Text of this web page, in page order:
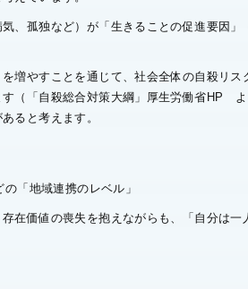
孤独など）が「生きることの促進要因
やすことを通じて、社会全体の自殺リ
（「自殺総合対策大綱」厚生労働省HP
ると考えます。
「地域連携のレベル」
価値の喪失を抱えながらも、「自分は